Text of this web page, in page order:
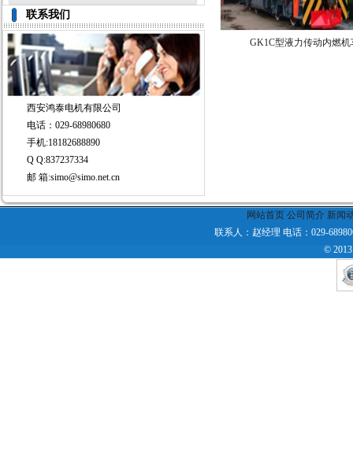
联系我们
西安鸿泰电机有限公司
电话：029-68980680
手机:18182688890
Q Q:837237334
邮 箱:simo@simo.net.cn
GK1C型液力传动内燃机
网站首页 公司简介 新闻
联系人：赵经理 电话：029-
©